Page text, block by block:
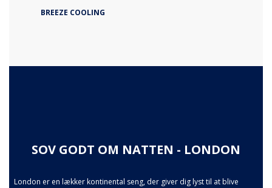
BREEZE COOLING
SOV GODT OM NATTEN - LONDON
London er en lækker kontinental seng, der giver dig lyst til at blive